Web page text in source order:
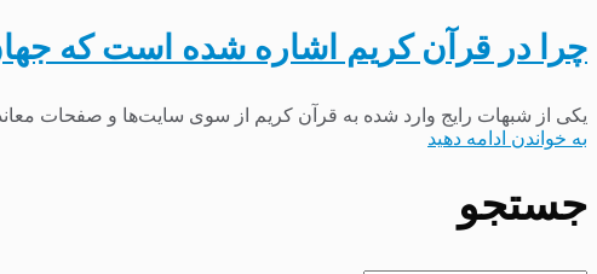
چرا در قرآن کریم اشاره شده است که
یکی از شبهات رایج وارد شده به قرآن کریم از سوی سایت‌ها و صفحات معاند
به خواندن ادامه دهید
جستجو